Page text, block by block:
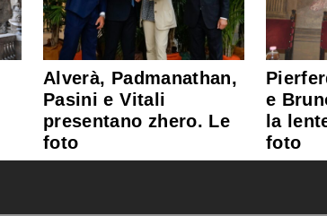
Alverà, Padmanathan,
Pasini e Vitali
presentano zhero. Le
foto
e
la
foto